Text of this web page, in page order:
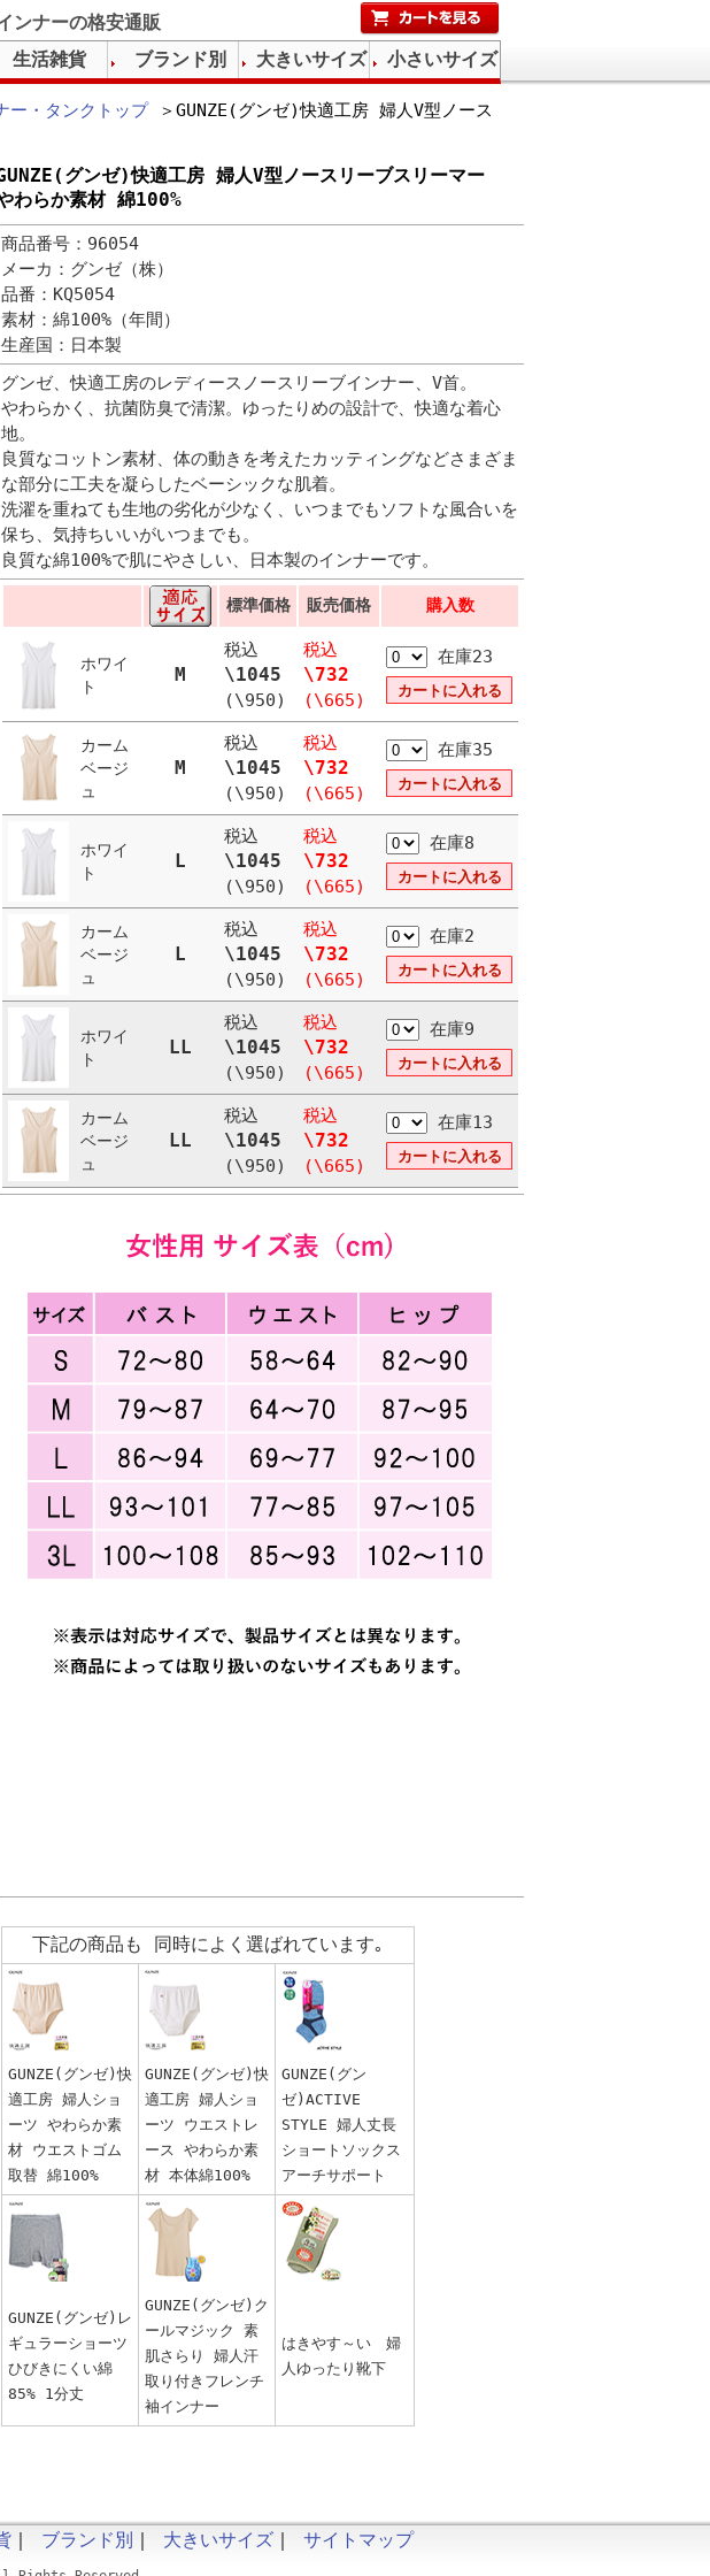
ンナーの格安通販
ー・タンクトップ＞GUNZE(グンゼ)快適工房 婦人V型ノース
グンゼ)快適工房 婦人V型ノースリーブスリーマー
わらか素材 綿100%
商品番号：96054
メーカ：グンゼ（株）
品番：KQ5054
素材：綿100%（年間）
生産国：日本製
グンゼ、快適工房のレディースノースリーブインナー、V首。
やわらかく、抗菌防臭で清潔。ゆったりめの設計で、快適な着心
地。
良質なコットン素材、体の動きを考えたカッティングなどさまざま
な部分に工夫を凝らしたベーシックな肌着。
洗濯を重ねても生地の劣化が少なく、いつまでもソフトな風合いを
保ち、気持ちいいがいつまでも。
良質な綿100%で肌にやさしい、日本製のインナーです。
標準価格 販売価格 購入数
ホワイ
ト
M
税込
\1045
(\950)
税込
\732
(\665)
在庫23
カーム
ベージ
ュ
M
税込
\1045
(\950)
税込
\732
(\665)
在庫35
ホワイ
ト
L
税込
\1045
(\950)
税込
\732
(\665)
在庫8
カーム
ベージ
ュ
L
税込
\1045
(\950)
税込
\732
(\665)
在庫2
ホワイ
ト
LL
税込
\1045
(\950)
税込
\732
(\665)
在庫9
カーム
ベージ
ュ
LL
税込
\1045
(\950)
税込
\732
(\665)
在庫13
下記の商品も 同時によく選ばれています｡
GUNZE(グンゼ)快
適工房 婦人ショ
ーツ やわらか素
材 ウエストゴム
取替 綿100%
GUNZE(グンゼ)快
適工房 婦人ショ
ーツ ウエストレ
ース やわらか素
材 本体綿100%
GUNZE(グン
ゼ)ACTIVE
STYLE 婦人丈長
ショートソックス
アーチサポート
GUNZE(グンゼ)レ
ギュラーショーツ
ひびきにくい綿
85% 1分丈
GUNZE(グンゼ)ク
ールマジック 素
肌さらり 婦人汗
取り付きフレンチ
袖インナー
はきやす～い 婦
人ゆったり靴下
生活雑貨 ブランド別 大きいサイズ 小さいサイズ
｜ ブランド別 ｜ 大きいサイズ ｜ サイトマップ